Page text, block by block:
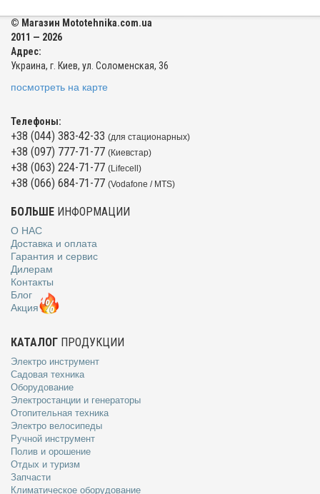
© Магазин Mototehnika.com.ua
2011 — 2026
Адрес:
Украина, г. Киев, ул. Соломенская, 36
посмотреть на карте
Телефоны:
+38 (044) 383-42-33 (для стационарных)
+38 (097) 777-71-77 (Киевстар)
+38 (063) 224-71-77 (Lifecell)
+38 (066) 684-71-77 (Vodafone / MTS)
БОЛЬШЕ ИНФОРМАЦИИ
О НАС
Доставка и оплата
Гарантия и сервис
Дилерам
Контакты
Блог
Акция
КАТАЛОГ ПРОДУКЦИИ
Электро инструмент
Садовая техника
Оборудование
Электростанции и генераторы
Отопительная техника
Электро велосипеды
Ручной инструмент
Полив и орошение
Отдых и туризм
Запчасти
Климатическое оборудование